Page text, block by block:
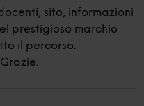
sito, informazioni
prestigioso marchio
il percorso.